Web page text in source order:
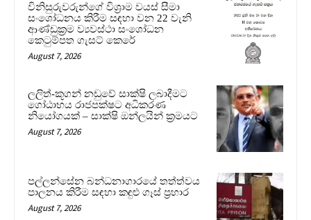
විනිසුරුවරුන්ගේ විශ්‍රාම වයස් සීමා
සංශෝධනය කිරීම සඳහා වන 22 වැනි
ආණ්ඩුක්‍රම ව්‍යවස්ථා සංශෝධන
කෙටුම්පත ගැසට් කෙරේ
August 7, 2026
ලලිත්-කූගන් නඩුවේ සාක්ෂි ලබාදීමට
ගෝඨාභය රාජපක්ෂට අධිකරණ
නියෝගයක් – සාක්ෂි ඔන්ලයින් ක්‍රමයට
August 7, 2026
පල්ලන්සේන බන්ධනාගාරයේ තත්ත්වය
පාලනය කිරීම සඳහා කඳුළු ගෑස් ප්‍රහාර
August 7, 2026